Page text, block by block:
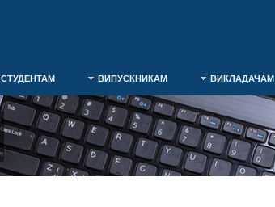
СТУДЕНТАМ ВИПУСКНИКАМ ВИКЛАДАЧАМ